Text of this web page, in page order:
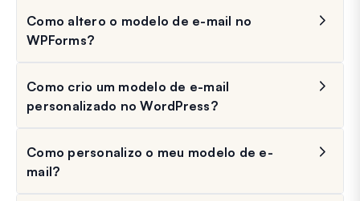
Como altero o modelo de e-mail no
WPForms?
Como crio um modelo de e-mail
personalizado no WordPress?
Como personalizo o meu modelo de e-
mail?